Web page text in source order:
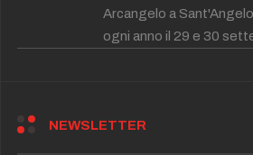
Arcangelo a
ogni anno il 29 e 30
NEWSLETTER